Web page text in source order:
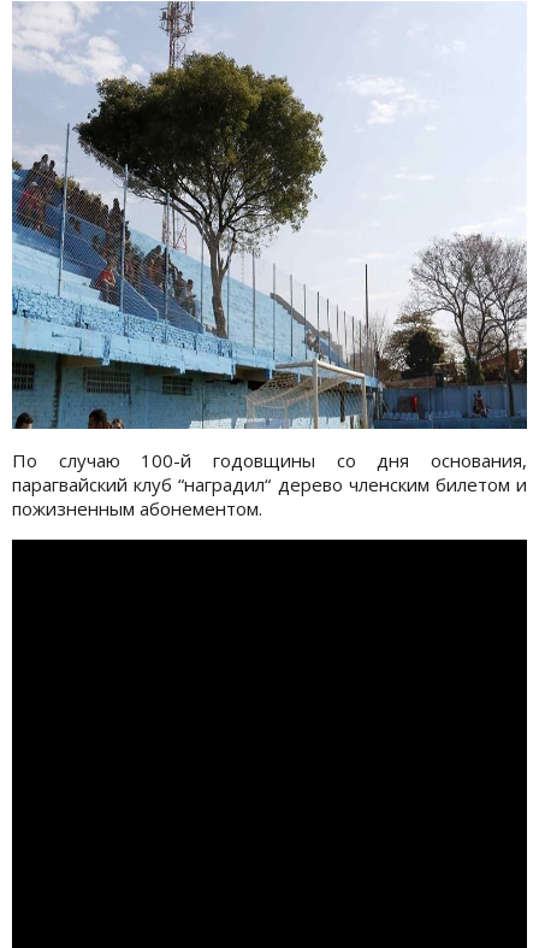
По случаю 100-й годовщины со дня основания,
парагвайский клуб “наградил“ дерево членским билетом и
пожизненным абонементом.